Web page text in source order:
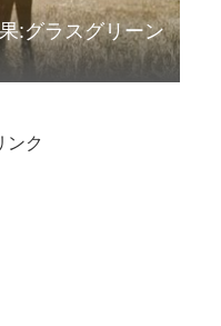
:グラスグリーン
ンク